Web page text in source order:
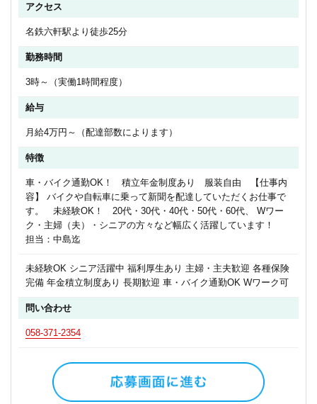
アクセス
名鉄六軒駅より徒歩25分
勤務時間
3時～（実働1時間程度）
給与
月給4万円～（配達部数によります）
特徴
車・バイク通勤OK！ 積立年金制度あり 服装自由 【仕事内
容】 バイクや自転車に乗って新聞を配達していただくお仕事で
す。 未経験OK！ 20代・30代・40代・50代・60代、 Wワー
ク・主婦（夫）・シニアの方々など幅広く活躍しています！
担当：中島迄
未経験OK シニア活躍中 福利厚生あり 主婦・主夫歓迎 各種保険
完備 年金積立制度あり 長期歓迎 車・バイク通勤OK Wワーク可
問い合わせ
058-371-2354